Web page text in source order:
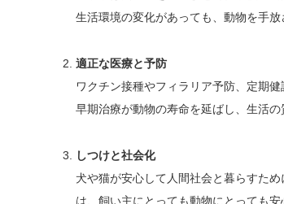
生活環境の変化があっても、動物を手放
適正な医療と予防
ワクチン接種やフィラリア予防、定期
早期治療が動物の寿命を延ばし、生活の
しつけと社会化
犬や猫が安心して人間社会と暮らすた
は、飼い主にとっても動物にとっても安